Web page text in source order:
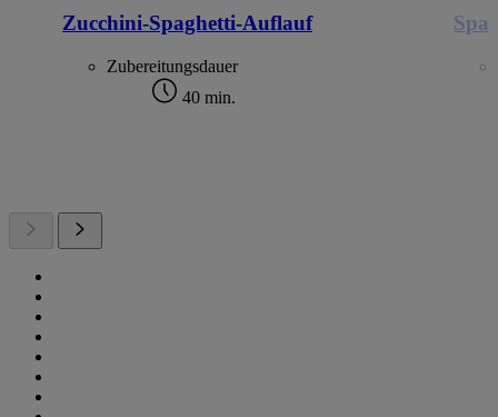
Zucchini-Spaghetti-Auflauf
Zubereitungsdauer
40 min.